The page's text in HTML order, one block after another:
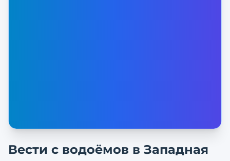
Вести с водоёмов в Западная